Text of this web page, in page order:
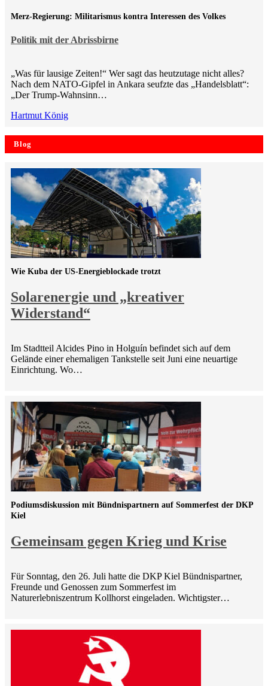
Politik mit der Abrissbirne
Merz-Regierung: Militarismus kontra Inte­ressen des Volkes
„Was für lausige Zeiten!“ Wer sagt das heutzutage nicht alles?
Nach dem NATO-Gipfel in Ankara seufzte das „Handelsblatt“:
„Der Trump-Wahnsinn…
Hartmut König
Blog
Solarenergie und „kreativer
Widerstand“
Wie Kuba der US-Energieblockade trotzt
Im Stadtteil Alcides Pino in Holguín befindet sich auf dem
Gelände einer ehemaligen Tankstelle seit Juni eine neuartige
Einrichtung. Wo…
Gemeinsam gegen Krieg und Krise
Podiumsdiskussion mit Bündnispartnern auf Sommerfest der DKP
Kiel
Für Sonntag, den 26. Juli hatte die DKP Kiel Bündnispartner,
Freunde und Genossen zum Sommerfest im
Naturerlebniszentrum Kollhorst eingeladen. Wichtigster…